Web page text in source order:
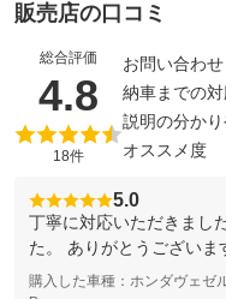
販売店の口コミ
総合評価
4.8 （5点
18件
お問い合わせ
納車までの
説明の分かり
オススメ度
5.0
丁寧に対応いただきまし
た。 ありがとうございま
購入した車種：ホンダヴェゼ